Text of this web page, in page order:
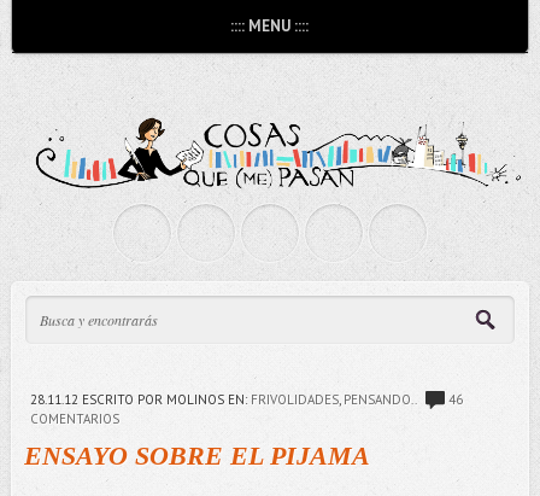
:::: MENU ::::
28.11.12 ESCRITO POR MOLINOS EN: FRIVOLIDADES, PENSANDO..
46
COMENTARIOS
ENSAYO SOBRE EL PIJAMA